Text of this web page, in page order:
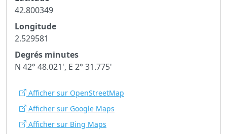
42.800349
Longitude
2.529581
Degrés minutes
N 42° 48.021', E 2° 31.775'
Afficher sur OpenStreetMap
Afficher sur Google Maps
Afficher sur Bing Maps